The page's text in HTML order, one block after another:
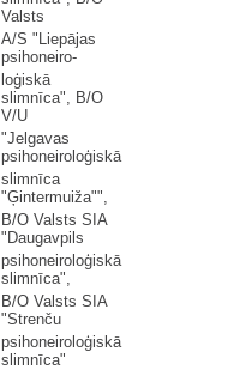
Valsts
A/S "Liepājas
psihoneiro-
loģiskā
slimnīca", B/O
V/U
"Jelgavas
psihoneiroloģiskā
slimnīca
"Ģintermuiža"",
B/O Valsts SIA
"Daugavpils
psihoneiroloģiskā
slimnīca",
B/O Valsts SIA
"Strenču
psihoneiroloģiskā
slimnīca"